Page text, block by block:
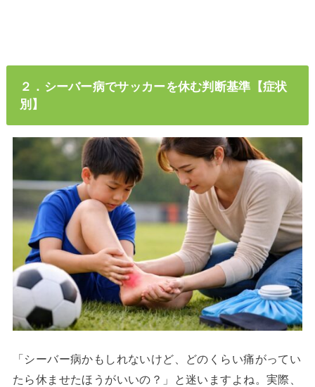
２．シーバー病でサッカーを休む判断基準【症状
別】
「シーバー病かもしれないけど、どのくらい痛がってい
たら休ませたほうがいいの？」と迷いますよね。実際、